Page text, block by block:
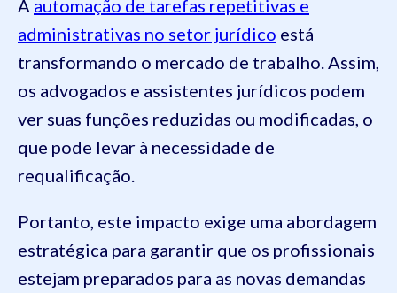
A automação de tarefas repetitivas e
administrativas no setor jurídico está
transformando o mercado de trabalho. Assim,
os advogados e assistentes jurídicos podem
ver suas funções reduzidas ou modificadas, o
que pode levar à necessidade de
requalificação.
Portanto, este impacto exige uma abordagem
estratégica para garantir que os profissionais
estejam preparados para as novas demandas